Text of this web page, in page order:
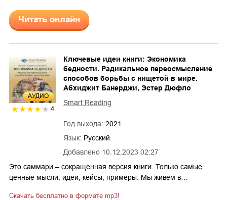
Читать онлайн
AУДИО
4
Добавлено 10.12.2023 02:27
Ключевые идеи книги: Экономика
бедности. Радикальное переосмысление
способов борьбы с нищетой в мире.
Абхиджит Банерджи, Эстер Дюфло
Smart Reading
Год выхода: 2021
Язык: Русский
Это саммари – сокращенная версия книги. Только самые
ценные мысли, идеи, кейсы, примеры. Мы живем в…
Скачать бесплатно в формате mp3!